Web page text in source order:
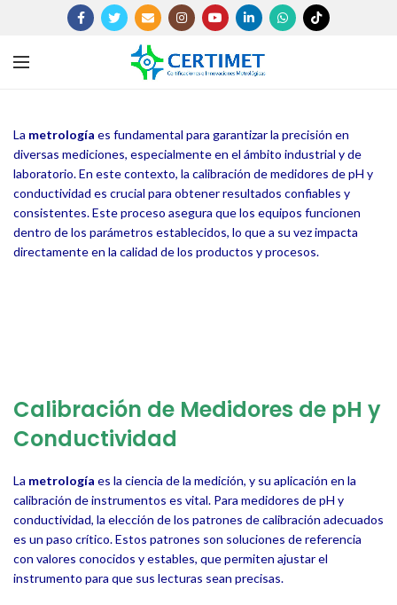
La metrología es fundamental para garantizar la precisión en
diversas mediciones, especialmente en el ámbito industrial y de
laboratorio. En este contexto, la calibración de medidores de pH y
conductividad es crucial para obtener resultados confiables y
consistentes. Este proceso asegura que los equipos funcionen
dentro de los parámetros establecidos, lo que a su vez impacta
directamente en la calidad de los productos y procesos.
Calibración de Medidores de pH y
Conductividad
La metrología es la ciencia de la medición, y su aplicación en la
calibración de instrumentos es vital. Para medidores de pH y
conductividad, la elección de los patrones de calibración adecuados
es un paso crítico. Estos patrones son soluciones de referencia
con valores conocidos y estables, que permiten ajustar el
instrumento para que sus lecturas sean precisas.